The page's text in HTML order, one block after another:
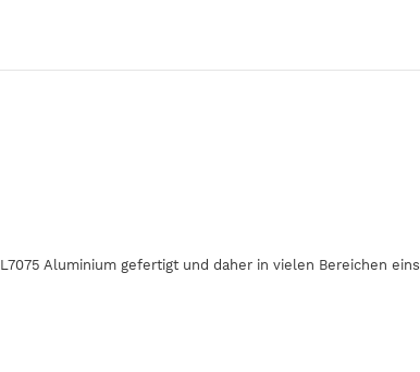
Aluminium gefertigt und daher in vielen Bereichen